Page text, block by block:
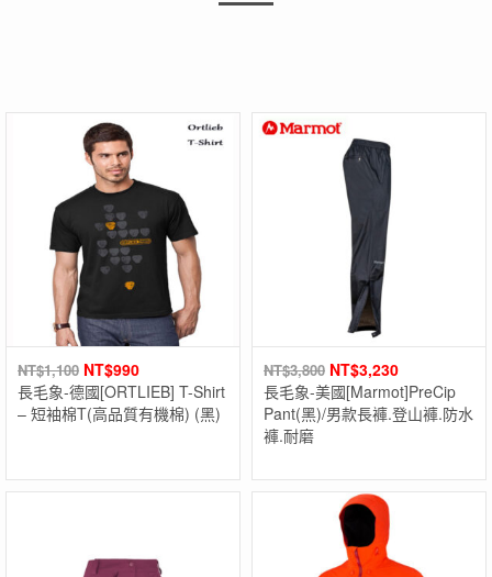
NT$1,100 NT$990
長毛象-德國[ORTLIEB] T-Shirt
– 短袖棉T(高品質有機棉) (黑)
NT$3,800 NT$3,230
長毛象-美國[Marmot]PreCip
Pant(黑)/男款長褲.登山褲.防水
褲.耐磨